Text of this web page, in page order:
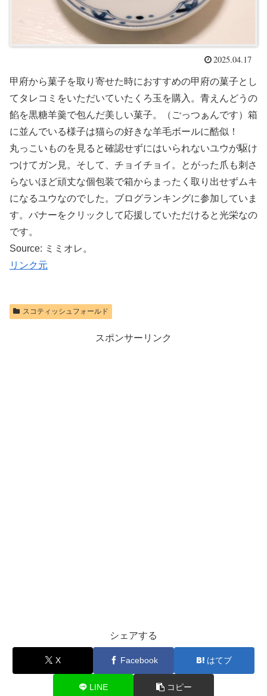
2025.04.17
甲府から菓子を取り寄せた時におすすめの甲府の菓子とし
てタレコミをいただいていたくろ玉を購入。青えんどうの
餡を黒糖羊羹で包んだ美しい菓子。（ごっつぁんです）箱
に並んでいる様子は猫らの好きな羊毛ボールに酷似！
丸っこいものを見ると確認せずにはいられないユウが駆け
つけてガン見。そして、チョイチョイ。とがった爪も刺さ
らないほど頑丈な個包装で箱からまったく取り出せずムキ
になるユウなのでした。ブログランキングに参加していま
す。バナーをクリックして応援していただけると光栄なの
です。
Source: ミミオレ。
リンク元
スコティッシュフォールド
スポンサーリンク
シェアする
X Facebook はてブ
LINE コピー